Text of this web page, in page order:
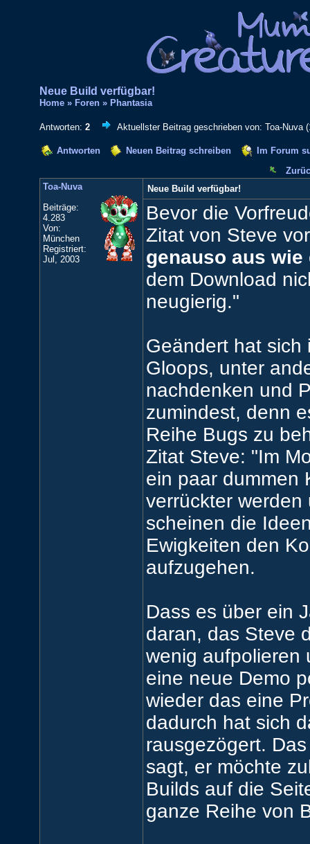
Neue Build verfügbar!
Home» Foren» Phantasia
Antworten: 2 Aktuellster Beitrag geschrieben von: Toa-Nuva
Antworten Neuen Beitrag schreiben
Im Forum
Toa-Nuva
Beiträge:
4.283
Von:
München
Registriert:
Jul, 2003
Neue Build verfügbar!
Bevor die
Zitat von Steve
genauso aus wie
dem Download
neugierig."
Geändert hat sich
Gloops, unter
nachdenken und
zumindest, denn
Reihe Bugs zu
Zitat Steve: "Im
ein paar dummen
verrückter
scheinen die
Ewigkeiten den
aufzugehen.
Dass es über ein
daran, das Steve
wenig aufpolieren
eine neue Demo
wieder das eine
dadurch hat sich
rausgezögert.
sagt, er möchte
Builds auf die
ganze Reihe von